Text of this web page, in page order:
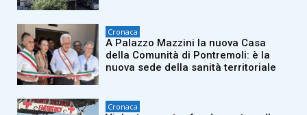
Cronaca
A Palazzo Mazzini la nuova Casa
della Comunità di Pontremoli: è la
nuova sede della sanità territoriale
Cronaca